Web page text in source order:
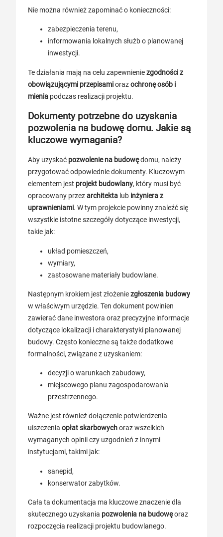
Nie można również zapominać o konieczności:
zabezpieczenia terenu,
informowania lokalnych służb o planowanej
inwestycji.
Te działania mają na celu zapewnieniezgodności z
obowiązującymi przepisamiorazochronę osób i
mienia podczas realizacji projektu.
Dokumenty potrzebne do uzyskania
pozwolenia na budowę domu. Jakie są
kluczowe wymagania?
Aby uzyskać pozwolenie na budowędomu, należy
przygotować odpowiednie dokumenty. Kluczowym
elementem jest projekt budowlany, który musi być
opracowany przezarchitekta lub inżyniera z
uprawnieniami. W tym projekcie powinny znaleźć się
wszystkie istotne szczegóły dotyczące inwestycji,
takie jak:
układ pomieszczeń,
wymiary,
zastosowane materiały budowlane.
Następnym krokiem jest złożeniezgłoszenia budowy
w właściwym urzędzie. Ten dokument powinien
zawierać dane inwestora oraz precyzyjne informacje
dotyczące lokalizacji i charakterystyki planowanej
budowy. Często konieczne są także dodatkowe
formalności, związane z uzyskaniem:
decyzji o warunkach zabudowy,
miejscowego planu zagospodarowania
przestrzennego.
Ważne jest również dołączenie potwierdzenia
uiszczenia opłat skarbowychoraz wszelkich
wymaganych opinii czy uzgodnień z innymi
instytucjami, takimi jak:
sanepid,
konserwator zabytków.
Cała ta dokumentacja ma kluczowe znaczenie dla
skutecznego uzyskania pozwolenia na budowęoraz
rozpoczęcia realizacji projektu budowlanego.